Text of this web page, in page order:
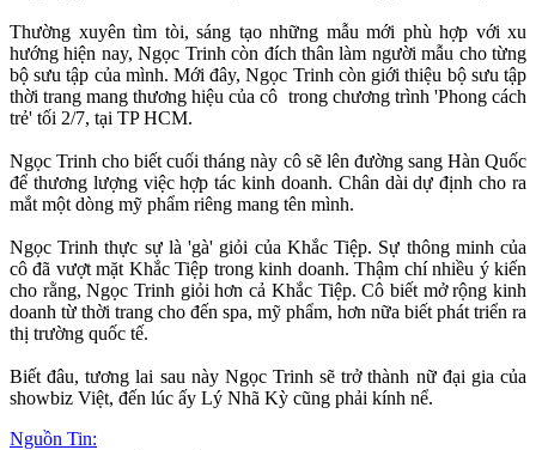
Thường xuyên tìm tòi, sáng tạo những mẫu mới phù hợp với xu
hướng hiện nay, Ngọc Trinh còn đích thân làm người mẫu cho từng
bộ sưu tập của mình. Mới đây, Ngọc Trinh còn giới thiệu bộ sưu tập
thời trang mang thương hiệu của cô trong chương trình 'Phong cách
trẻ' tối 2/7, tại TP HCM.
Ngọc Trinh cho biết cuối tháng này cô sẽ lên đường sang Hàn Quốc
để thương lượng việc hợp tác kinh doanh. Chân dài dự định cho ra
mắt một dòng mỹ phẩm riêng mang tên mình.
Ngọc Trinh thực sự là 'gà' giỏi của Khắc Tiệp. Sự thông minh của
cô đã vượt mặt Khắc Tiệp trong kinh doanh. Thậm chí nhiều ý kiến
cho rằng, Ngọc Trinh giỏi hơn cả Khắc Tiệp. Cô biết mở rộng kinh
doanh từ thời trang cho đến spa, mỹ phẩm, hơn nữa biết phát triển ra
thị trường quốc tế.
Biết đâu, tương lai sau này Ngọc Trinh sẽ trở thành nữ đại gia của
showbiz Việt, đến lúc ấy Lý Nhã Kỳ cũng phải kính nể.
Nguồn Tin: